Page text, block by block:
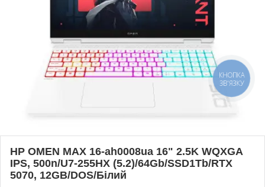
HP OMEN MAX 16-ah0008ua 16" 2.5K WQXGA
IPS, 500n/U7-255HX (5.2)/64Gb/SSD1Tb/RTX
5070, 12GB/DOS/Білий
КНОПКА
ЗВ'ЯЗКУ